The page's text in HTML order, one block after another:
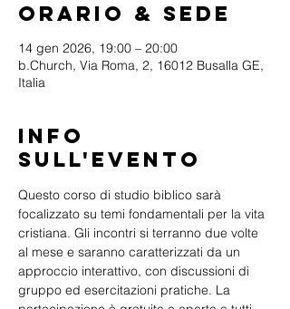
Orario & Sede
14 gen 2026, 19:00 – 20:00
b.Church, Via Roma, 2, 16012 Busalla GE,
Italia
Info
sull'evento
Questo corso di studio biblico sarà
focalizzato su temi fondamentali per la vita
cristiana. Gli incontri si terranno due volte
al mese e saranno caratterizzati da un
approccio interattivo, con discussioni di
gruppo ed esercitazioni pratiche. La